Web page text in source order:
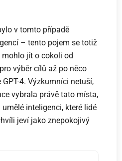
v tomto případě
– tento pojem se totiž
jít o cokoli od
výběr cílů až po něco
4. Výzkumníci netuší,
vybrala právě tato místa,
inteligenci, které lidé
jeví jako znepokojivý